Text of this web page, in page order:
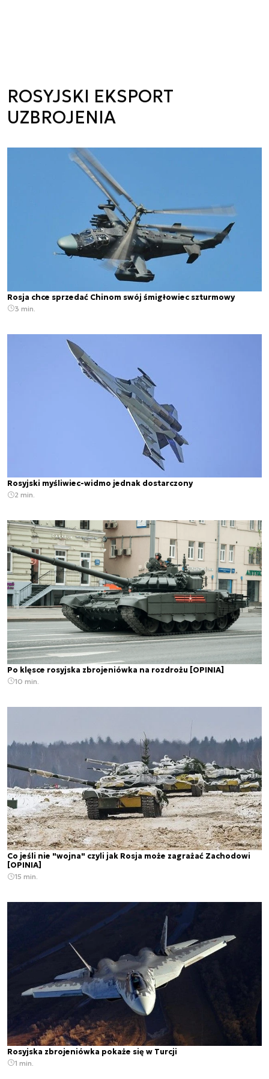
ROSYJSKI EKSPORT
UZBROJENIA
Rosja chce sprzedać Chinom swój śmigłowiec szturmowy
3 min.
Rosyjski myśliwiec-widmo jednak dostarczony
2 min.
Po klęsce rosyjska zbrojeniówka na rozdrożu [OPINIA]
10 min.
Co jeśli nie "wojna" czyli jak Rosja może zagrażać Zachodowi
[OPINIA]
15 min.
Rosyjska zbrojeniówka pokaże się w Turcji
1 min.